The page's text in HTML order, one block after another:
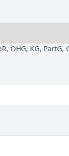
OHG, KG, PartG,